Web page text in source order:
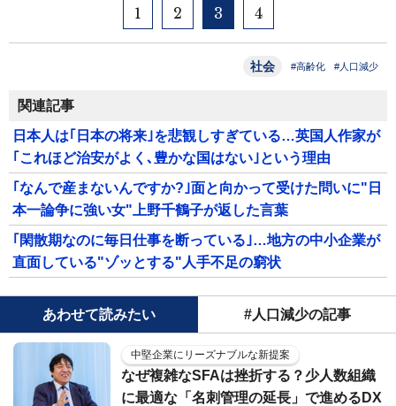
1 2 3 4
社会 #高齢化 #人口減少
関連記事
日本人は｢日本の将来｣を悲観しすぎている…英国人作家が
｢これほど治安がよく､豊かな国はない｣という理由
｢なんで産まないんですか?｣面と向かって受けた問いに"日
本一論争に強い女"上野千鶴子が返した言葉
｢閑散期なのに毎日仕事を断っている｣…地方の中小企業が
直面している"ゾッとする"人手不足の窮状
あわせて読みたい #人口減少の記事
中堅企業にリーズナブルな新提案
なぜ複雑なSFAは挫折する？少人数組織
に最適な「名刺管理の延長」で進めるDX